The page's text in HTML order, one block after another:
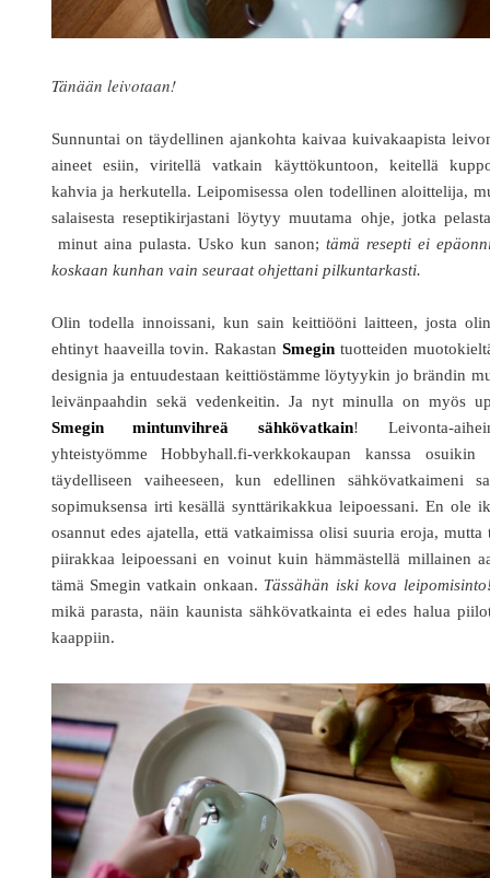
Tänään leivotaan!
Sunnuntai on täydellinen ajankohta kaivaa kuivakaapista
aineet esiin, viritellä vatkain käyttökuntoon, keitellä
kahvia ja herkutella. Leipomisessa olen todellinen aloittelija,
salaisesta reseptikirjastani löytyy muutama ohje, jotka
minut aina pulasta. Usko kun sanon; tämä resepti ei
koskaan kunhan vain seuraat ohjettani pilkuntarkasti.
Olin todella innoissani, kun sain keittiööni laitteen, josta
ehtinyt haaveilla tovin. RakastanSmegin tuotteiden
designia ja entuudestaan keittiöstämme löytyykin jo brändin
leivänpaahdin sekä vedenkeitin. Ja nyt minulla on myös
Smegin mintunvihreä sähkövatkain! Leivonta-
yhteistyömme Hobbyhall.fi-verkkokaupan kanssa osuikin
täydelliseen vaiheeseen, kun edellinen sähkövatkaimeni
sopimuksensa irti kesällä synttärikakkua leipoessani. En ole
osannut edes ajatella, että vatkaimissa olisi suuria eroja, mutta
piirakkaa leipoessani en voinut kuin hämmästellä millainen
tämä Smegin vatkain onkaan. Tässähän iski kova
mikä parasta, näin kaunista sähkövatkainta ei edes halua
kaappiin.